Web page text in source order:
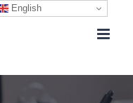
English